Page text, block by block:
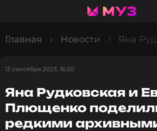
Главная Новости Яна
13 сентября 2023, 16:50
Яна Рудковская и
Плющенко
редкими